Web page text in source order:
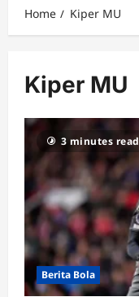
Home Kiper MU
Kiper MU
3 minutes read
Berita Bola